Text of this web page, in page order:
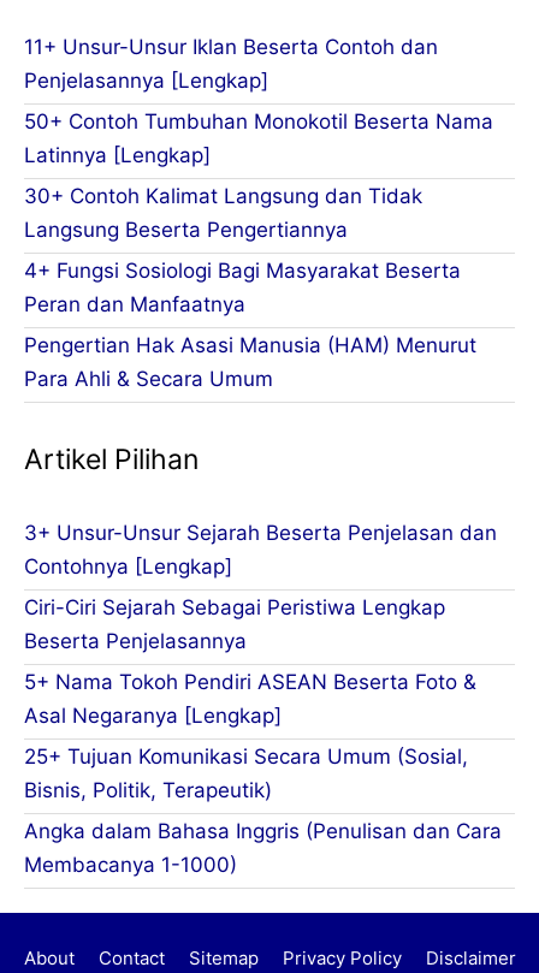
11+ Unsur-Unsur Iklan Beserta Contoh dan
Penjelasannya [Lengkap]
50+ Contoh Tumbuhan Monokotil Beserta Nama
Latinnya [Lengkap]
30+ Contoh Kalimat Langsung dan Tidak
Langsung Beserta Pengertiannya
4+ Fungsi Sosiologi Bagi Masyarakat Beserta
Peran dan Manfaatnya
Pengertian Hak Asasi Manusia (HAM) Menurut
Para Ahli & Secara Umum
Artikel Pilihan
3+ Unsur-Unsur Sejarah Beserta Penjelasan dan
Contohnya [Lengkap]
Ciri-Ciri Sejarah Sebagai Peristiwa Lengkap
Beserta Penjelasannya
5+ Nama Tokoh Pendiri ASEAN Beserta Foto &
Asal Negaranya [Lengkap]
25+ Tujuan Komunikasi Secara Umum (Sosial,
Bisnis, Politik, Terapeutik)
Angka dalam Bahasa Inggris (Penulisan dan Cara
Membacanya 1-1000)
About Contact Sitemap Privacy Policy Disclaimer